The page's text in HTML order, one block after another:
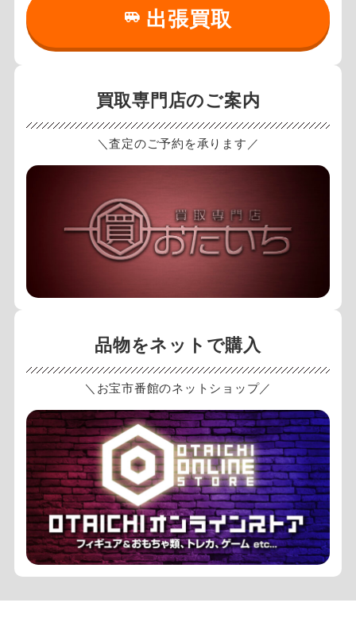
出張買取
買取専門店のご案内
＼査定のご予約を承ります／
品物をネットで購入
＼お宝市番館のネットショップ／